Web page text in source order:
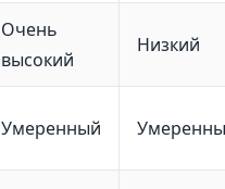
Очень
высокий
Низкий
Умеренный